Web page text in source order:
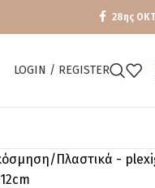
28ης
LOGIN / REGISTER
Πλαστικά -